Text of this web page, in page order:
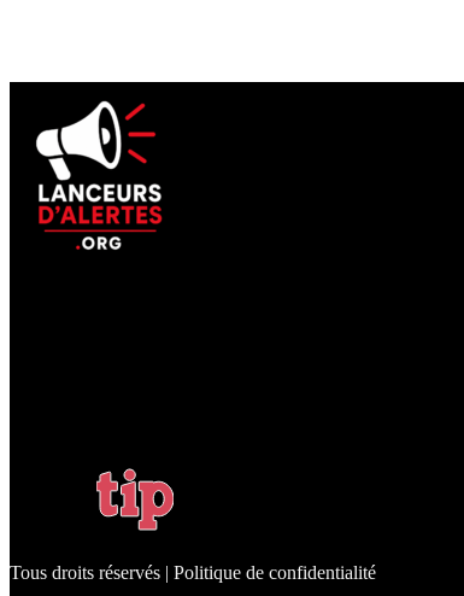
Tous droits réservés | Politique de confidentialité